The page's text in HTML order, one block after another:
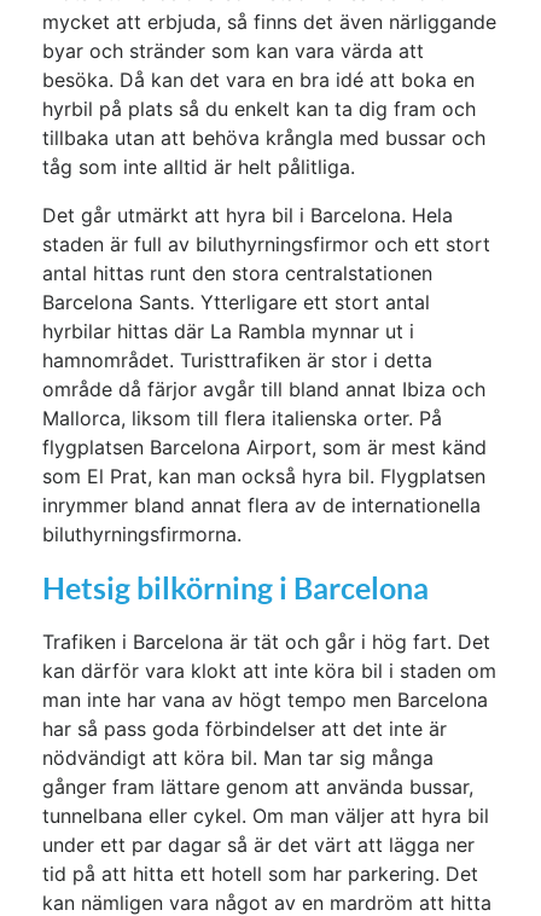
mycket att erbjuda, så finns det även närliggande
byar och stränder som kan vara värda att
besöka. Då kan det vara en bra idé att boka en
hyrbil på plats så du enkelt kan ta dig fram och
tillbaka utan att behöva krångla med bussar och
tåg som inte alltid är helt pålitliga.
Det går utmärkt att hyra bil i Barcelona. Hela
staden är full av biluthyrningsfirmor och ett stort
antal hittas runt den stora centralstationen
Barcelona Sants. Ytterligare ett stort antal
hyrbilar hittas där La Rambla mynnar ut i
hamnområdet. Turisttrafiken är stor i detta
område då färjor avgår till bland annat Ibiza och
Mallorca, liksom till flera italienska orter. På
flygplatsen Barcelona Airport, som är mest känd
som El Prat, kan man också hyra bil. Flygplatsen
inrymmer bland annat flera av de internationella
biluthyrningsfirmorna.
Hetsig bilkörning i Barcelona
Trafiken i Barcelona är tät och går i hög fart. Det
kan därför vara klokt att inte köra bil i staden om
man inte har vana av högt tempo men Barcelona
har så pass goda förbindelser att det inte är
nödvändigt att köra bil. Man tar sig många
gånger fram lättare genom att använda bussar,
tunnelbana eller cykel. Om man väljer att hyra bil
under ett par dagar så är det värt att lägga ner
tid på att hitta ett hotell som har parkering. Det
kan nämligen vara något av en mardröm att hitta